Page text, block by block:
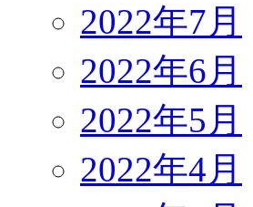
2022年7月
2022年6月
2022年5月
2022年4月